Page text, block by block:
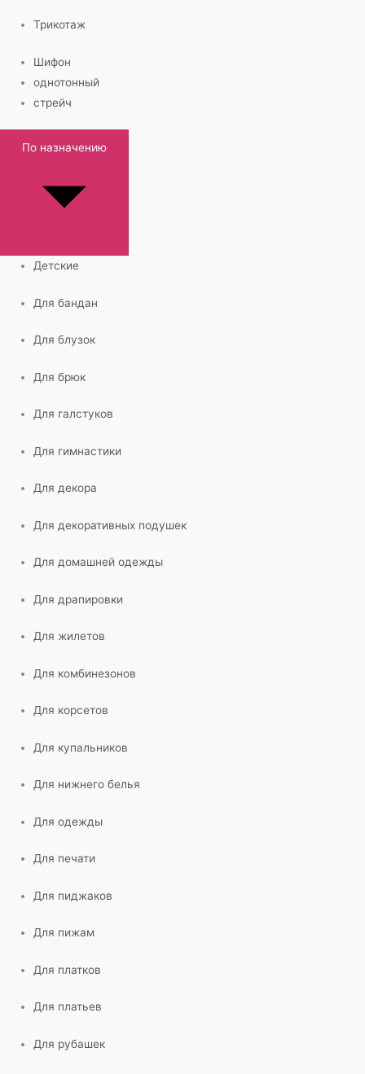
Трикотаж
Шифон
однотонный
стрейч
По назначению
Детские
Для бандан
Для блузок
Для брюк
Для галстуков
Для гимнастики
Для декора
Для декоративных подушек
Для домашней одежды
Для драпировки
Для жилетов
Для комбинезонов
Для корсетов
Для купальников
Для нижнего белья
Для одежды
Для печати
Для пиджаков
Для пижам
Для платков
Для платьев
Для рубашек